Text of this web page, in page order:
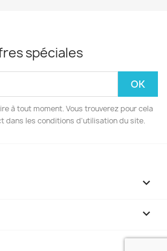
spéciales
à tout moment. Vous trouverez pour cela
dans les conditions d'utilisation du site.
keyboard_arrow_down
